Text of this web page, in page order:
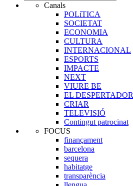
Canals
POLíTICA
SOCIETAT
ECONOMIA
CULTURA
INTERNACIONAL
ESPORTS
IMPACTE
NEXT
VIURE BE
EL DESPERTADOR
CRIAR
TELEVISIÓ
Contingut patrocinat
FOCUS
finançament
barcelona
sequera
habitatge
transparència